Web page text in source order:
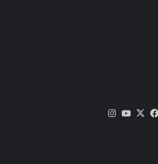
فيسبوك
‫X
‫YouTube